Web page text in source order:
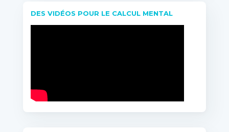
DES VIDÉOS POUR LE CALCUL MENTAL